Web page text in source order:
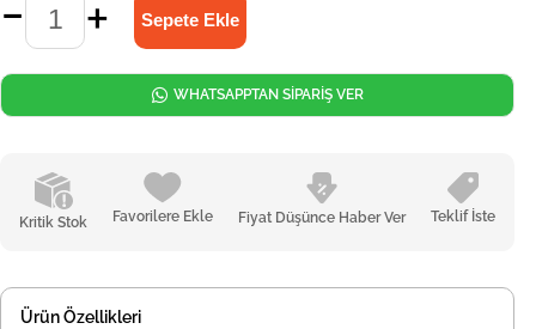
Kritik Stok Favorilere Ekle Fiyat Düşünce Haber Ver Teklif İste
WHATSAPPTAN SİPARİŞ VER
Ürün Özellikleri